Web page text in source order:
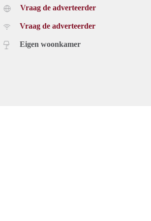
Vraag de adverteerder
Vraag de adverteerder
Eigen woonkamer